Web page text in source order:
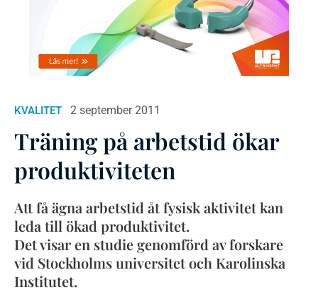
KVALITET 2 september 2011
Träning på arbetstid ökar
produktiviteten
Att få ägna arbetstid åt fysisk aktivitet kan
leda till ökad produktivitet.
Det visar en studie genomförd av forskare
vid Stockholms universitet och Karolinska
Institutet.